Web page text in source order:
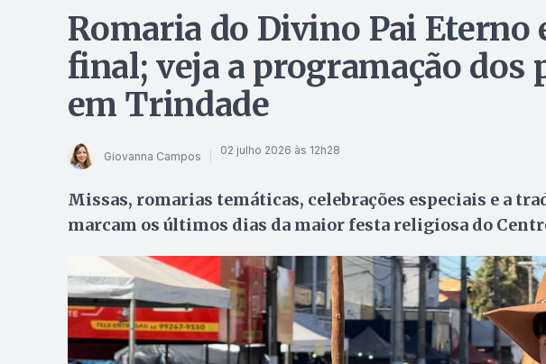
Romaria do Divino Pai Eterno
final; veja a programação dos
em Trindade
Giovanna Campos 02 julho 2026 às 12h28
Missas, romarias temáticas, celebrações especiais e a
marcam os últimos dias da maior festa religiosa do